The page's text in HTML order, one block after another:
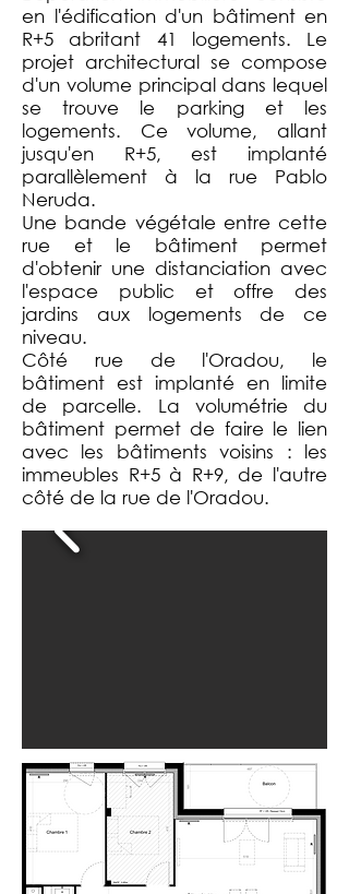
en l'édification d'un bâtiment en
R+5 abritant 41 logements. Le
projet architectural se compose
d'un volume principal dans lequel
se trouve le parking et les
logements. Ce volume, allant
jusqu'en R+5, est implanté
parallèlement à la rue Pablo
Neruda.
Une bande végétale entre cette
rue et le bâtiment permet
d'obtenir une distanciation avec
l'espace public et offre des
jardins aux logements de ce
niveau.
Côté rue de l'Oradou, le
bâtiment est implanté en limite
de parcelle. La volumétrie du
bâtiment permet de faire le lien
avec les bâtiments voisins : les
immeubles R+5 à R+9, de l'autre
côté de la rue de l'Oradou.